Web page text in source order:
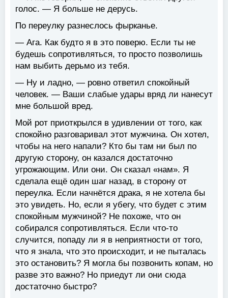
голос. — Я больше не дерусь.
По переулку разнеслось фырканье.
— Ага. Как будто я в это поверю. Если ты не
будешь сопротивляться, то просто позволишь
нам выбить дерьмо из тебя.
— Ну и ладно, — ровно ответил спокойный
человек. — Ваши слабые удары вряд ли нанесут
мне большой вред.
Мой рот приоткрылся в удивлении от того, как
спокойно разговаривал этот мужчина. Он хотел,
чтобы на него напали? Кто бы там ни был по
другую сторону, он казался достаточно
угрожающим. Или они. Он сказал «нам». Я
сделала ещё один шаг назад, в сторону от
переулка. Если начнётся драка, я не хотела бы
это увидеть. Но, если я убегу, что будет с этим
спокойным мужчиной? Не похоже, что он
собирался сопротивляться. Если что-то
случится, попаду ли я в неприятности от того,
что я знала, что это происходит, и не пыталась
это остановить? Я могла бы позвонить копам, но
разве это важно? Но приедут ли они сюда
достаточно быстро?